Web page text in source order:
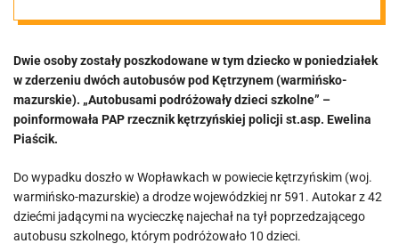
Dwie osoby
ranne
Dwie osoby zostały poszkodowane w tym dziecko w poniedziałek
w zderzeniu dwóch autobusów pod Kętrzynem (warmińsko-
mazurskie). „Autobusami podróżowały dzieci szkolne” –
poinformowała PAP rzecznik kętrzyńskiej policji st.asp. Ewelina
Piaścik.
Do wypadku doszło w Wopławkach w powiecie kętrzyńskim (woj.
warmińsko-mazurskie) a drodze wojewódzkiej nr 591. Autokar z 42
dziećmi jadącymi na wycieczkę najechał na tył poprzedzającego
autobusu szkolnego, którym podróżowało 10 dzieci.